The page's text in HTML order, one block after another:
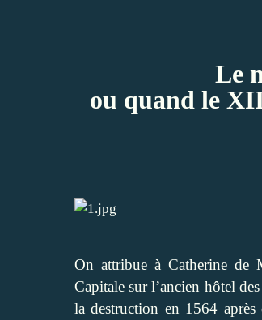
Le
ou quand le
On attribue à Catherine de
Capitale sur l’ancien hôtel
la destruction en 1564